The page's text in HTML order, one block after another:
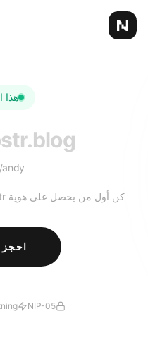
هذا
andy
كن أول من يحصل على هوية Nostr هذه. مفاتيحك، اسمك، حريتك.
احجز
NIP-05